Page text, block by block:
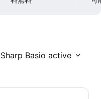
Sharp Basio active